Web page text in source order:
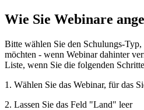
Wie Sie Webinare
Bitte wählen Sie den Schulungs-
möchten - wenn Webinar dahinter
Liste, wenn Sie die folgenden
1. Wählen Sie das Webinar, für das
2. Lassen Sie das Feld "Land" leer